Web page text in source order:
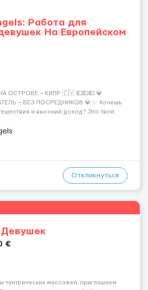
Работа для
На Европейском
ОСТРОВЕ — КИПР 🇨🇾 💶💶💶 💎
— БЕЗ ПОСРЕДНИКОВ 💎 ✨ Хочешь
и высокий доход? Это твой
практики — Стабильный поток
Откликнуться
Девушек
€
тантрических массажей, приглашаем